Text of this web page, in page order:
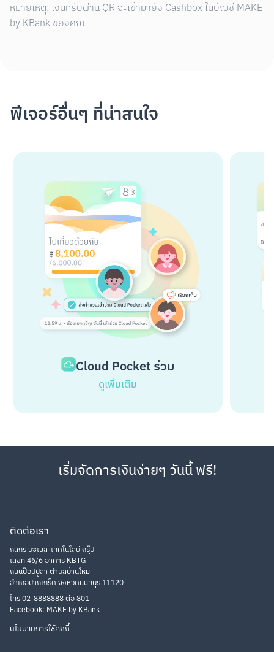
หมายเหตุ: เงินที่รับผ่าน QR จะเข้ามายัง Cashbox ในบัญชี MAKE
by KBank ของคุณ
ฟีเจอร์อื่นๆ ที่น่าสนใจ
Cloud Pocket ร่วม
ดูเพิ่มเติม
ติดต่อเรา
กสิกร บิซิเนส-เทคโนโลยี กรุ๊ป
เลขที่ 46/6 อาคาร KBTG
ถนนป๊อปปูล่า ตำบลบ้านใหม่
อำเภอปากเกร็ด จังหวัดนนทบุรี 11120
โทร 02-8888888 ต่อ 801
Facebook: MAKE by KBank
นโยบายการใช้คุกกี้
เริ่มจัดการเงินง่ายๆ วันนี้ ฟรี!